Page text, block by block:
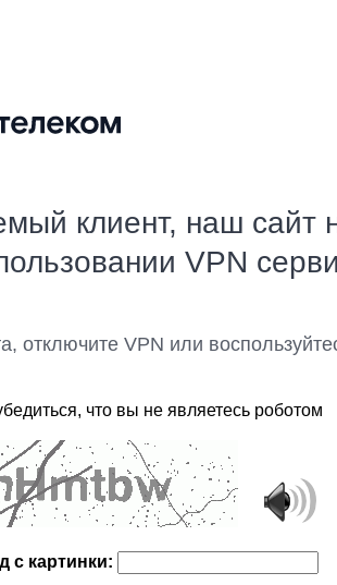
клиент, наш сайт
VPN
отключите VPN или
что вы не являетесь роботом
с картинки: